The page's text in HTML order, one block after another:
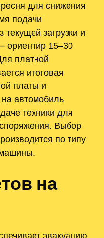
для снижения
подачи
текущей загрузки и
15–30
платной
итоговая
платы и
автомобиль
техники для
Выбор
по типу
на
эвакуацию